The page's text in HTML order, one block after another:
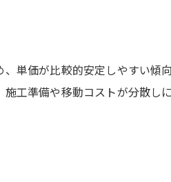
単価が比較的安定しやすい傾向
工準備や移動コストが分散し